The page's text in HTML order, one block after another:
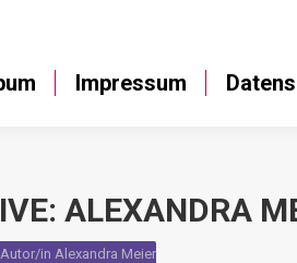
Impressum
ALEXANDRA
sich hier:
Autor/in Alexandra Meier